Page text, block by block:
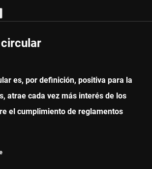
PREVIOUS CHAPTER
es, por definición, positiva para la
atrae cada vez más interés de los
el cumplimiento de reglamentos